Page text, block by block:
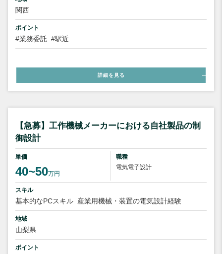
関西
ポイント
#業務委託 #駅近
詳細を見る
【急募】工作機械メーカーにおける自社製品の制
御設計
単価
40~50万円
職種
電気電子設計
スキル
基本的なPCスキル 産業用機械・装置の電気設計経験
地域
山梨県
ポイント